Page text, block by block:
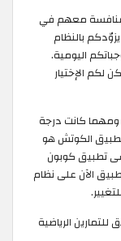
معهم في
بالنظام
اليومية.
لكم الإختيار
ومهما كانت درجة
الكوتش هو
تطبيق كوبون
التطبيق الآن على نظام
الرياضية